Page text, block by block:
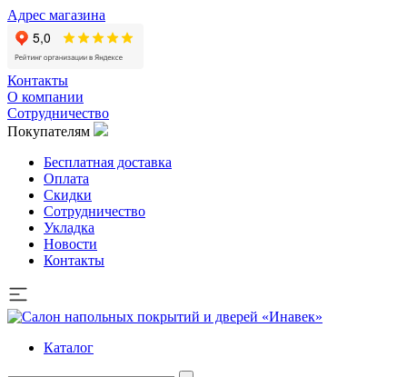
Адрес магазина
Контакты
О компании
Сотрудничество
Покупателям
Бесплатная доставка
Оплата
Скидки
Сотрудничество
Укладка
Новости
Контакты
Каталог